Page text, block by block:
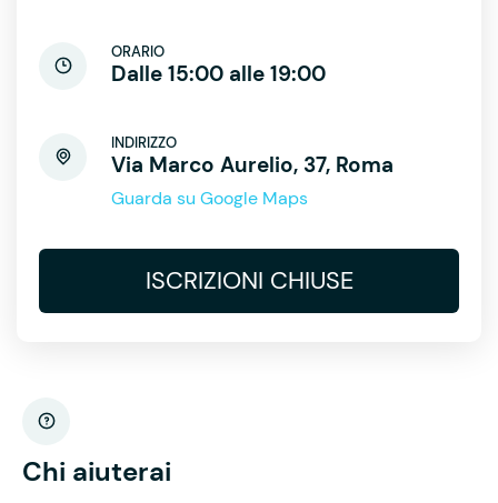
ORARIO
Dalle 15:00 alle 19:00
INDIRIZZO
Via Marco Aurelio, 37, Roma
Guarda su Google Maps
ISCRIZIONI CHIUSE
Chi aiuterai